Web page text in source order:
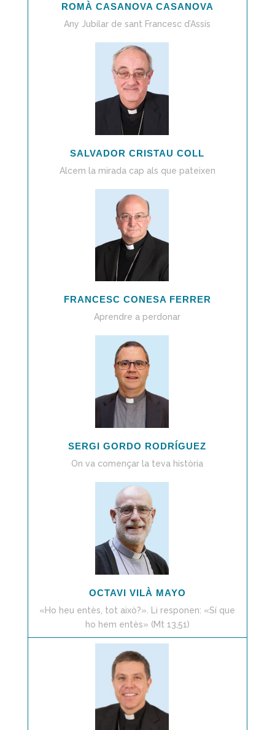
ROMÀ CASANOVA CASANOVA
Any Jubilar de sant Francesc d’Assís
SALVADOR CRISTAU COLL
Alcem la mirada cap als que pateixen
FRANCESC CONESA FERRER
Aprendre a perdonar
SERGI GORDO RODRÍGUEZ
On va començar la teva història
OCTAVI VILÀ MAYO
«Ho heu entès, tot això?». Li responen: «Sí que
ho hem entès» (Mt 13,51)